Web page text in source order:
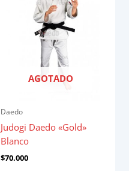
AGOTADO
Daedo
Judogi Daedo «Gold»
Blanco
$70.000